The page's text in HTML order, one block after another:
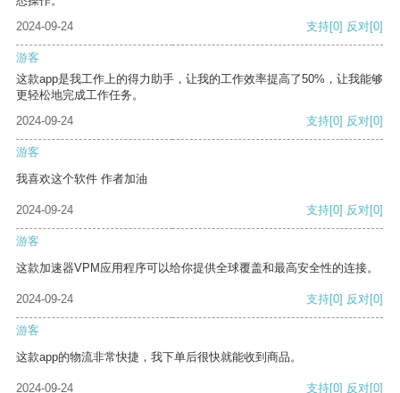
2024-09-24
支持[0] 反对[0]
游客
这款app是我工作上的得力助手，让我的工作效率提高了50%，让我能够
更轻松地完成工作任务。
2024-09-24
支持[0] 反对[0]
游客
我喜欢这个软件 作者加油
2024-09-24 支持[0] 反对[0]
游客
这款加速器VPM应用程序可以给你提供全球覆盖和最高安全性的连接。
2024-09-24 支持[0] 反对[0]
游客
这款app的物流非常快捷，我下单后很快就能收到商品。
2024-09-24 支持[0] 反对[0]